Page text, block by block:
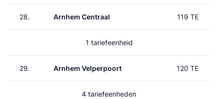
28. Arnhem Centraal 119 TE
1 tariefeenheid
29. Arnhem Velperpoort 120 TE
4 tariefeenheden